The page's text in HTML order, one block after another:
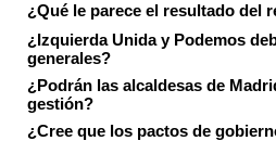
¿Qué le parece el resultado del
¿Izquierda Unida y Podemos
generales?
¿Podrán las alcaldesas de
gestión?
¿Cree que los pactos de